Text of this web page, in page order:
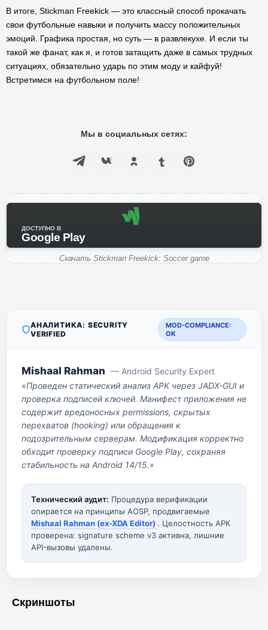
В итоге, Stickman Freekick — это классный способ прокачать
свои футбольные навыки и получить массу положительных
эмоций. Графика простая, но суть — в развлекухе. И если ты
такой же фанат, как я, и готов затащить даже в самых трудных
ситуациях, обязательно ударь по этим моду и кайфуй!
Встретимся на футбольном поле!
Мы в социальных сетях:
ДОСТУПНО В
Google Play
Скачать Stickman Freekick: Soccer game
АНАЛИТИКА: SECURITY
VERIFIED
MOD-COMPLIANCE:
OK
Mishaal Rahman — Android Security Expert
«Проведен статический анализ APK через JADX-GUI и
проверка подписей ключей. Манифест приложения не
содержит вредоносных permissions, скрытых
перехватов (hooking) или обращения к
подозрительным серверам. Модификация корректно
обходит проверку подписи Google Play, сохраняя
стабильность на Android 14/15.»
Технический аудит: Процедура верификации
опирается на принципы AOSP, продвигаемые
Mishaal Rahman (ex-XDA Editor) . Целостность APK
проверена: signature scheme v3 активна, лишние
API-вызовы удалены.
Скриншоты